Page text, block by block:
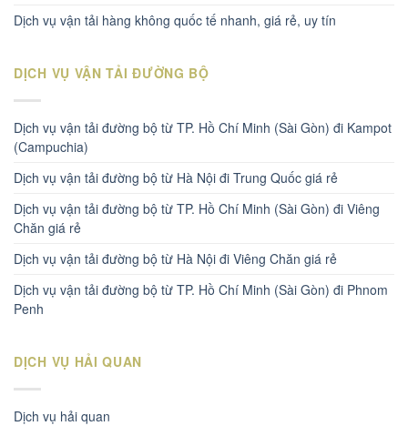
Dịch vụ vận tải hàng không quốc tế nhanh, giá rẻ, uy tín
DỊCH VỤ VẬN TẢI ĐƯỜNG BỘ
Dịch vụ vận tải đường bộ từ TP. Hồ Chí Minh (Sài Gòn) đi Kampot
(Campuchia)
Dịch vụ vận tải đường bộ từ Hà Nội đi Trung Quốc giá rẻ
Dịch vụ vận tải đường bộ từ TP. Hồ Chí Minh (Sài Gòn) đi Viêng
Chăn giá rẻ
Dịch vụ vận tải đường bộ từ Hà Nội đi Viêng Chăn giá rẻ
Dịch vụ vận tải đường bộ từ TP. Hồ Chí Minh (Sài Gòn) đi Phnom
Penh
DỊCH VỤ HẢI QUAN
Dịch vụ hải quan